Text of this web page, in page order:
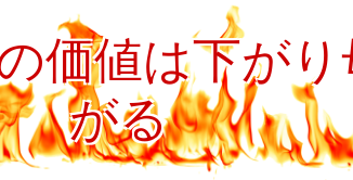
キ
ッ
価値は下が
がる